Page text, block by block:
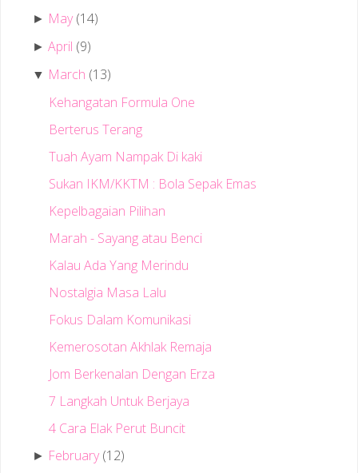
► May (14)
►April (9)
▼ March (13)
Kehangatan Formula One
Berterus Terang
Tuah Ayam Nampak Di kaki
Sukan IKM/KKTM : Bola Sepak Emas
Kepelbagaian Pilihan
Marah - Sayang atau Benci
Kalau Ada Yang Merindu
Nostalgia Masa Lalu
Fokus Dalam Komunikasi
Kemerosotan Akhlak Remaja
Jom Berkenalan Dengan Erza
7 Langkah Untuk Berjaya
4 Cara Elak Perut Buncit
► February (12)